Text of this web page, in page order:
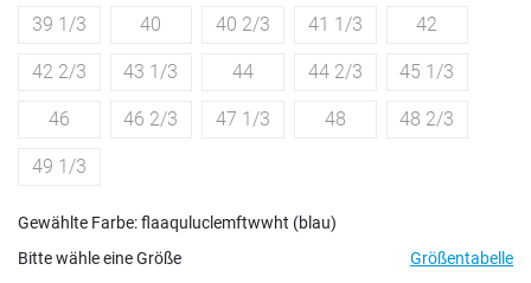
39 1/3 40 40 2/3 41 1/3 42
42 2/3 43 1/3 44 44 2/3 45 1/3
46 46 2/3 47 1/3 48 48 2/3
49 1/3
Gewählte Farbe: flaaquluclemftwwht (blau)
Bitte wähle eine Größe
Größentabelle